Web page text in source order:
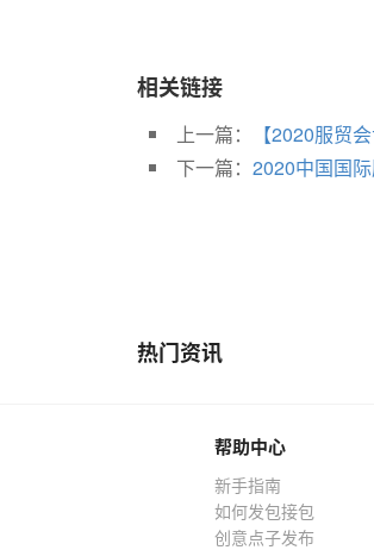
相关链接
上一篇：
【2020服贸
下一篇： 2020中国国
热门资讯
帮助中心
新手指南
如何发包接包
创意点子发布